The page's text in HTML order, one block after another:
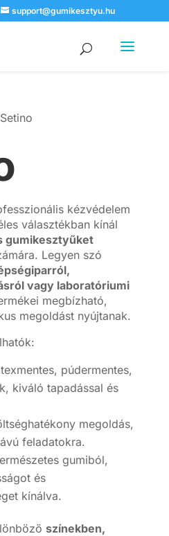
support@gumikesztyu.hu
kézvédelem
választékban kínál
gumikesztyűket
Legyen szó
vagy laboratóriumi
megbízható,
megoldást nyújtanak.
púdermentes,
kiváló tapadással és
megoldás,
feladatokra.
gumiból,
és
kínálva.
színekben,